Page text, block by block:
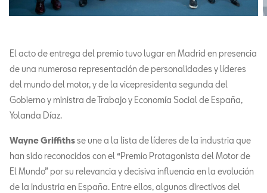
El acto de entrega del premio tuvo lugar en Madrid en presencia
de una numerosa representación de personalidades y líderes
del mundo del motor, y de la vicepresidenta segunda del
Gobierno y ministra de Trabajo y Economía Social de España,
Yolanda Díaz.
Wayne Griffithsse une a la lista de líderes de la industria que
han sido reconocidos con el “Premio Protagonista del Motor de
El Mundo” por su relevancia y decisiva influencia en la evolución
de la industria en España. Entre ellos, algunos directivos del